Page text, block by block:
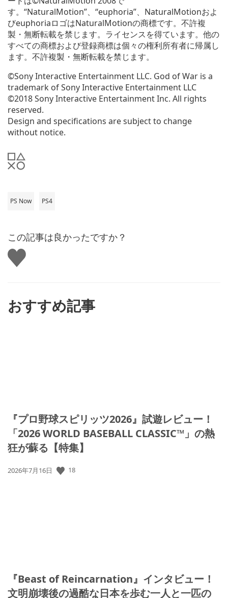
す。“NaturalMotion”、“euphoria”、NaturalMotionおよ
びeuphoriaロゴはNaturalMotionの商標です。不許複
製・無断転載を禁じます。ライセンスを得ています。他の
すべての商標および登録商標は個々の権利所有者に帰属し
ます。不許複製・無断転載を禁じます。
©Sony Interactive Entertainment LLC. God of War is a
trademark of Sony Interactive Entertainment LLC
©2018 Sony Interactive Entertainment Inc. All rights
reserved.
Design and specifications are subject to change
without notice.
PS Now PS4
この記事は良かったですか？
い
い
おすすめ記事
『プロ野球スピリッツ2026』試遊レビュー！
「2026 WORLD BASEBALL CLASSIC™」の熱
狂が蘇る【特集】
公
2026年7月16日 18
『Beast of Reincarnation』インタビュー！
文明崩壊後の過酷な日本を歩む一人と一匹の